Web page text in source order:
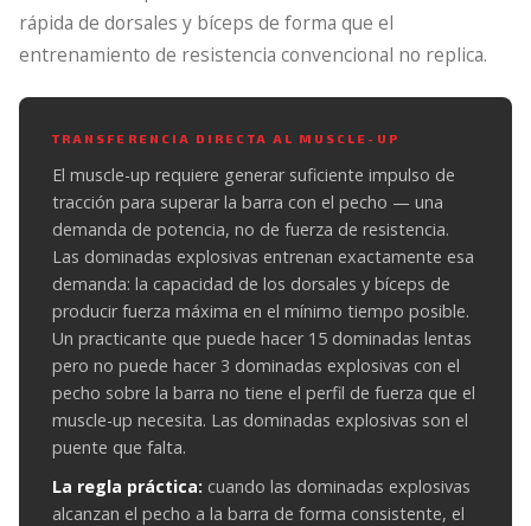
rápida de dorsales y bíceps de forma que el
entrenamiento de resistencia convencional no replica.
TRANSFERENCIA DIRECTA AL MUSCLE-UP
El muscle-up requiere generar suficiente impulso de
tracción para superar la barra con el pecho — una
demanda de potencia, no de fuerza de resistencia.
Las dominadas explosivas entrenan exactamente esa
demanda: la capacidad de los dorsales y bíceps de
producir fuerza máxima en el mínimo tiempo posible.
Un practicante que puede hacer 15 dominadas lentas
pero no puede hacer 3 dominadas explosivas con el
pecho sobre la barra no tiene el perfil de fuerza que el
muscle-up necesita. Las dominadas explosivas son el
puente que falta.
La regla práctica: cuando las dominadas explosivas
alcanzan el pecho a la barra de forma consistente, el